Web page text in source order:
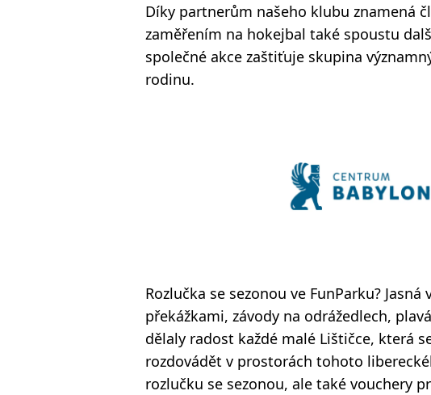
Díky partnerům našeho klubu znamená
zaměřením na hokejbal také spoustu
společné akce zaštiťuje skupina
rodinu.
Rozlučka se sezonou ve FunParku?
překážkami, závody na odrážedlech,
dělaly radost každé malé Lištičce, která
rozdovádět v prostorách tohoto
rozlučku se sezonou, ale také vouchery